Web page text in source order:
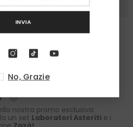
PRESSODM TIES SHOP
del negozio
nostra promo esclusiva:
un set Laboratori Asteriti e i
INVIA
No, Grazie